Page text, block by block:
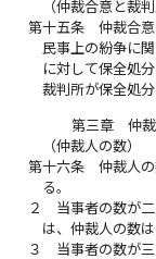
（仲裁合意と裁
第十五条
仲裁合
民事上の紛争に
に対して保全処
裁判所が保全処
第三章 仲裁
（仲裁人の数）
第十六条
仲裁人
る。
２
当事者の数が
は、仲裁人の数は
３
当事者の数が